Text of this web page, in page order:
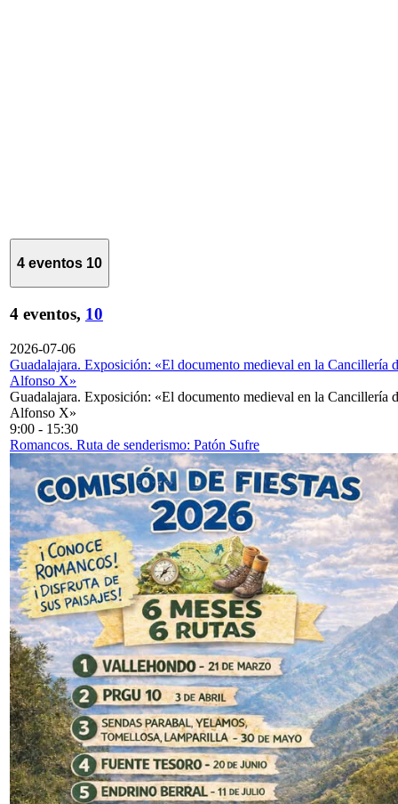
4 eventos 10
4 eventos, 10
2026-07-06
Guadalajara. Exposición: «El documento medieval en la Cancillería
Alfonso X»
Guadalajara. Exposición: «El documento medieval en la Cancillería
Alfonso X»
9:00 - 15:30
Romancos. Ruta de senderismo: Patón Sufre